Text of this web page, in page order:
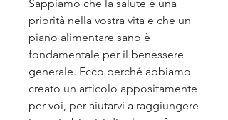
Sappiamo che la salute è una
priorità nella vostra vita e che un
piano alimentare sano è
fondamentale per il benessere
generale. Ecco perché abbiamo
creato un articolo appositamente
per voi, per aiutarvi a raggiungere